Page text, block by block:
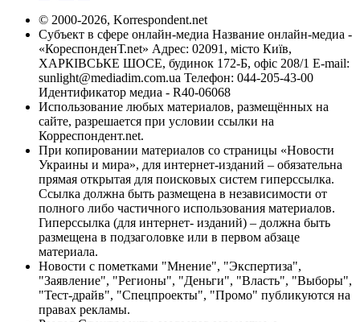
© 2000-2026, Korrespondent.net
Субъект в сфере онлайн-медиа Название онлайн-медиа -
«КореспонденТ.net» Адрес: 02091, місто Київ,
ХАРКІВСЬКЕ ШОСЕ, будинок 172-Б, офіс 208/1 E-mail:
sunlight@mediadim.com.ua Телефон: 044-205-43-00
Идентификатор медиа - R40-06068
Использование любых материалов, размещённых на
сайте, разрешается при условии ссылки на
Корреспондент.net.
При копировании материалов со страницы «Новости
Украины и мира», для интернет-изданий – обязательна
прямая открытая для поисковых систем гиперссылка.
Ссылка должна быть размещена в независимости от
полного либо частичного использования материалов.
Гиперссылка (для интернет- изданий) – должна быть
размещена в подзаголовке или в первом абзаце
материала.
Новости с пометками "Мнение", "Экспертиза",
"Заявление", "Регионы", "Деньги", "Власть", "Выборы",
"Тест-драйв", "Спецпроекты", "Промо" публикуются на
правах рекламы.